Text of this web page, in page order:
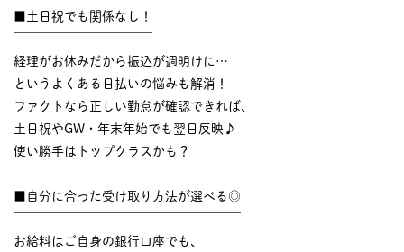
■土日祝でも関係なし！
経理がお休みだから振込が週明けに…
というよくある日払いの悩みも解消！
ファクトなら正しい勤怠が確認できれば、
土日祝やGW・年末年始でも翌日反映♪
使い勝手はトップクラスかも？
■自分に合った受け取り方法が選べる◎
お給料はご自身の銀行口座でも、